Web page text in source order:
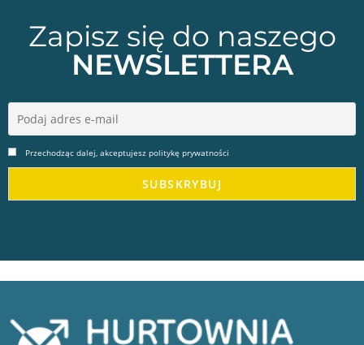
Zapisz się do naszego
NEWSLETTERA
Przechodząc dalej, akceptujesz politykę prywatności